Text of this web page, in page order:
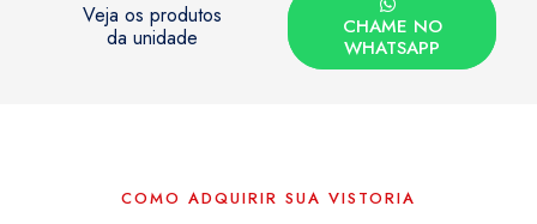
Veja os produtos
da unidade
CHAME NO
WHATSAPP
COMO ADQUIRIR SUA VISTORIA